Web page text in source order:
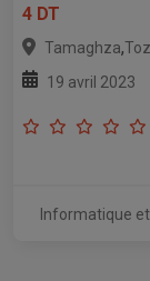
4 DT
Tamaghza,
19 avril 2023
Informatique